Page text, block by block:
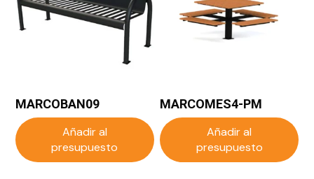
MARCOBAN09
Añadir al
presupuesto
MARCOMES4-PM
Añadir al
presupuesto